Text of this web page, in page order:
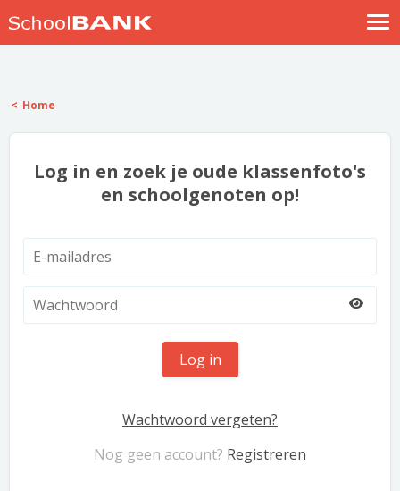
Help
Home
Log in en zoek je oude klassenfoto's
en schoolgenoten op!
Log in
Wachtwoord vergeten?
Nog geen account? Registreren